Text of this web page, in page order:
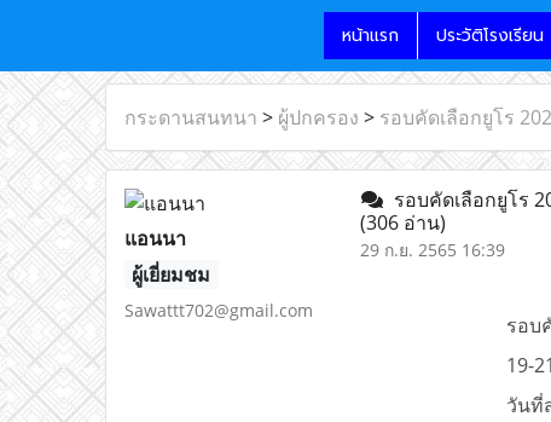
หน้าแรก ประวัติโรงเรียน
กระดานสนทนา > ผู้ปกครอง > รอบคัดเลือกยูโร
แอนนา
ผู้เยี่ยมชม
Sawattt702@gmail.com
รอบคัดเลือกยูโร
(306 อ่าน)
29 ก.ย. 2565 16:39
รอบ
19-
วันที่